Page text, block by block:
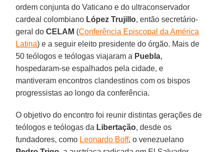
ordem conjunta do Vaticano e do ultraconservador
cardeal colombiano López Trujillo, então secretário-
geral doCELAM (Conferência Episcopal da América
Latina) e a seguir eleito presidente do órgão. Mais de
50 teólogos e teólogas viajaram a Puebla,
hospedaram-se espalhados pela cidade, e
mantiveram encontros clandestinos com os bispos
progressistas ao longo da conferência.
O objetivo do encontro foi reunir distintas gerações de
teólogos e teólogas da Libertação, desde os
fundadores, como Leonardo Boff, o venezuelano